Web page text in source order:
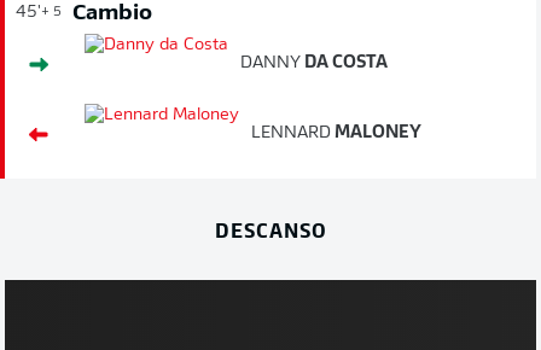
45'+ 5 Cambio
DANNY DA COSTA
LENNARD MALONEY
DESCANSO